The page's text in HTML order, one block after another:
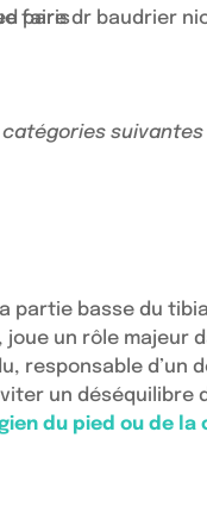
suivantes
partie basse du
joue un rôle majeur
responsable d’un
un déséquilibre
du pied ou de la